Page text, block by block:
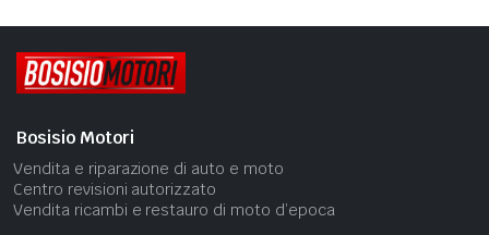
Bosisio Motori
Vendita e riparazione di auto e moto
Centro revisioni autorizzato
Vendita ricambi e restauro di moto d’epoca